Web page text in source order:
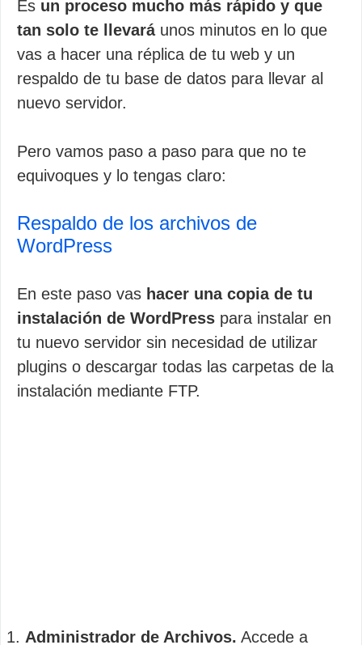
Es un proceso mucho más rápido y que
tan solo te llevaráunos minutos en lo que
vas a hacer una réplica de tu web y un
respaldo de tu base de datos para llevar al
nuevo servidor.
Pero vamos paso a paso para que no te
equivoques y lo tengas claro:
Respaldo de los archivos de
WordPress
En este paso vas hacer una copia de tu
instalación de WordPress para instalar en
tu nuevo servidor sin necesidad de utilizar
plugins o descargar todas las carpetas de la
instalación mediante FTP.
Administrador de Archivos. Accede a